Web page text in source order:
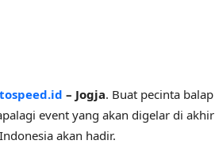
– Jogja. Buat pecinta
event yang akan digelar di
akan hadir.